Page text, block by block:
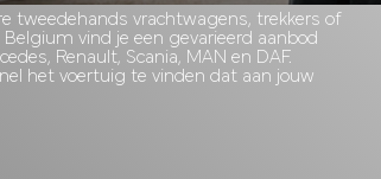
tweedehands vrachtwagens, trekkers of
Belgium vind je een gevarieerd aanbod
Renault, Scania, MAN en DAF.
het voertuig te vinden dat aan jouw